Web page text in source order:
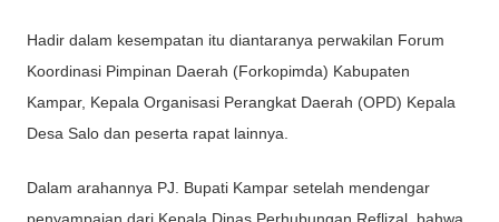
Hadir dalam kesempatan itu diantaranya perwakilan Forum
Koordinasi Pimpinan Daerah (Forkopimda) Kabupaten
Kampar, Kepala Organisasi Perangkat Daerah (OPD) Kepala
Desa Salo dan peserta rapat lainnya.
Dalam arahannya PJ. Bupati Kampar setelah mendengar
penyampaian dari Kepala Dinas Perhubungan Reflizal, bahwa